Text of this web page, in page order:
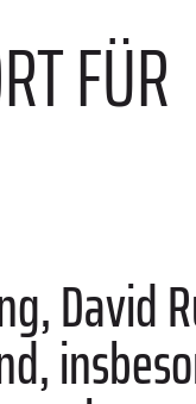
FÜR
, David